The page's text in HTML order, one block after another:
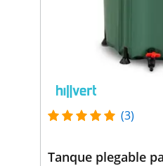
(3)
Tanque plegable